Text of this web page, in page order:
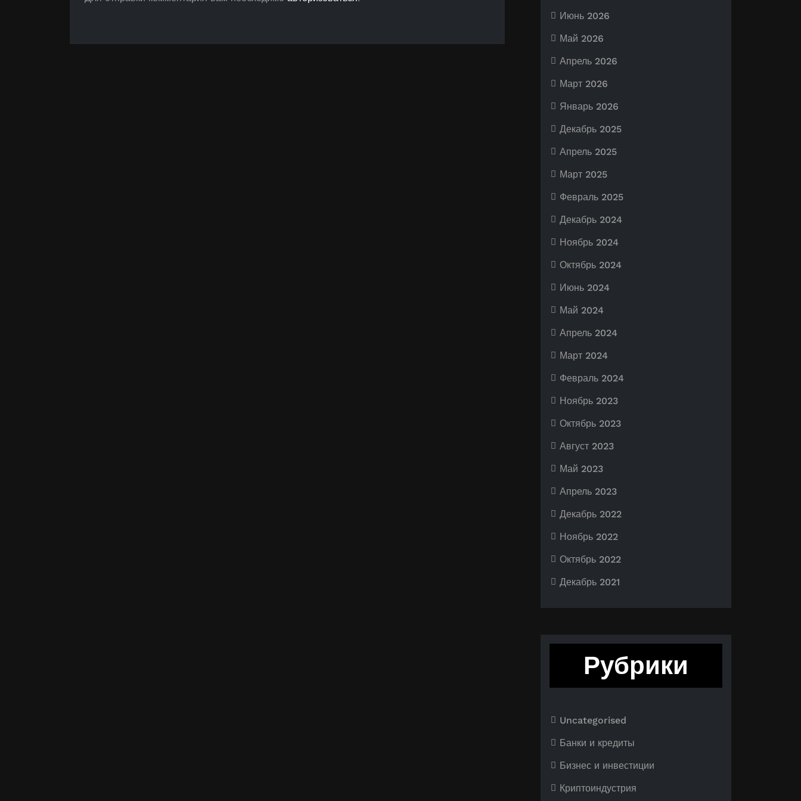
Июнь 2026
Май 2026
Апрель 2026
Март 2026
Январь 2026
Декабрь 2025
Апрель 2025
Март 2025
Февраль 2025
Декабрь 2024
Ноябрь 2024
Октябрь 2024
Июнь 2024
Май 2024
Апрель 2024
Март 2024
Февраль 2024
Ноябрь 2023
Октябрь 2023
Август 2023
Май 2023
Апрель 2023
Декабрь 2022
Ноябрь 2022
Октябрь 2022
Декабрь 2021
Рубрики
Uncategorised
Банки и кредиты
Бизнес и инвестиции
Криптоиндустрия